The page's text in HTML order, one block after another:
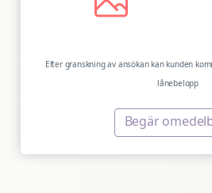
Efter granskning av ansökan kan kunden
lånebelopp
Begär